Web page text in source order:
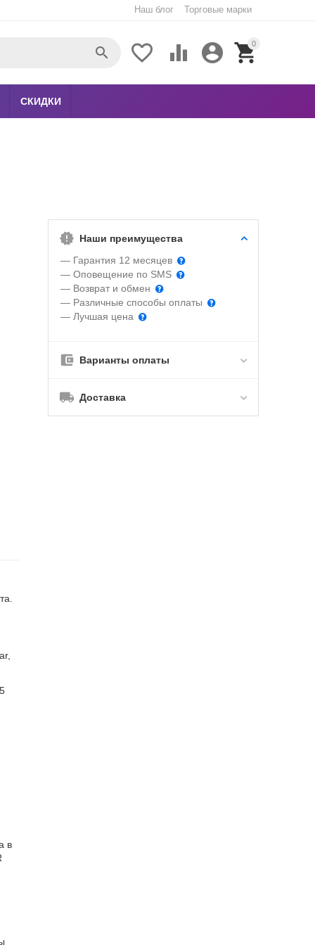
Наш блог Торговые марки
0


 

СКИДКИ
Наши преимущества
— Гарантия 12 месяцев
— Оповещение по SMS
— Возврат и обмен
— Различные способы оплаты
— Лучшая цена
Варианты оплаты
Доставка
в